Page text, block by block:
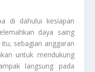
di dahului kesiapan
daya saing
sebagian anggaran
untuk mendukung
langsung pada